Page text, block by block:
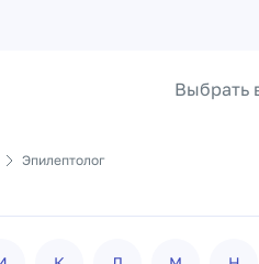
Выбрать
Эпилептолог